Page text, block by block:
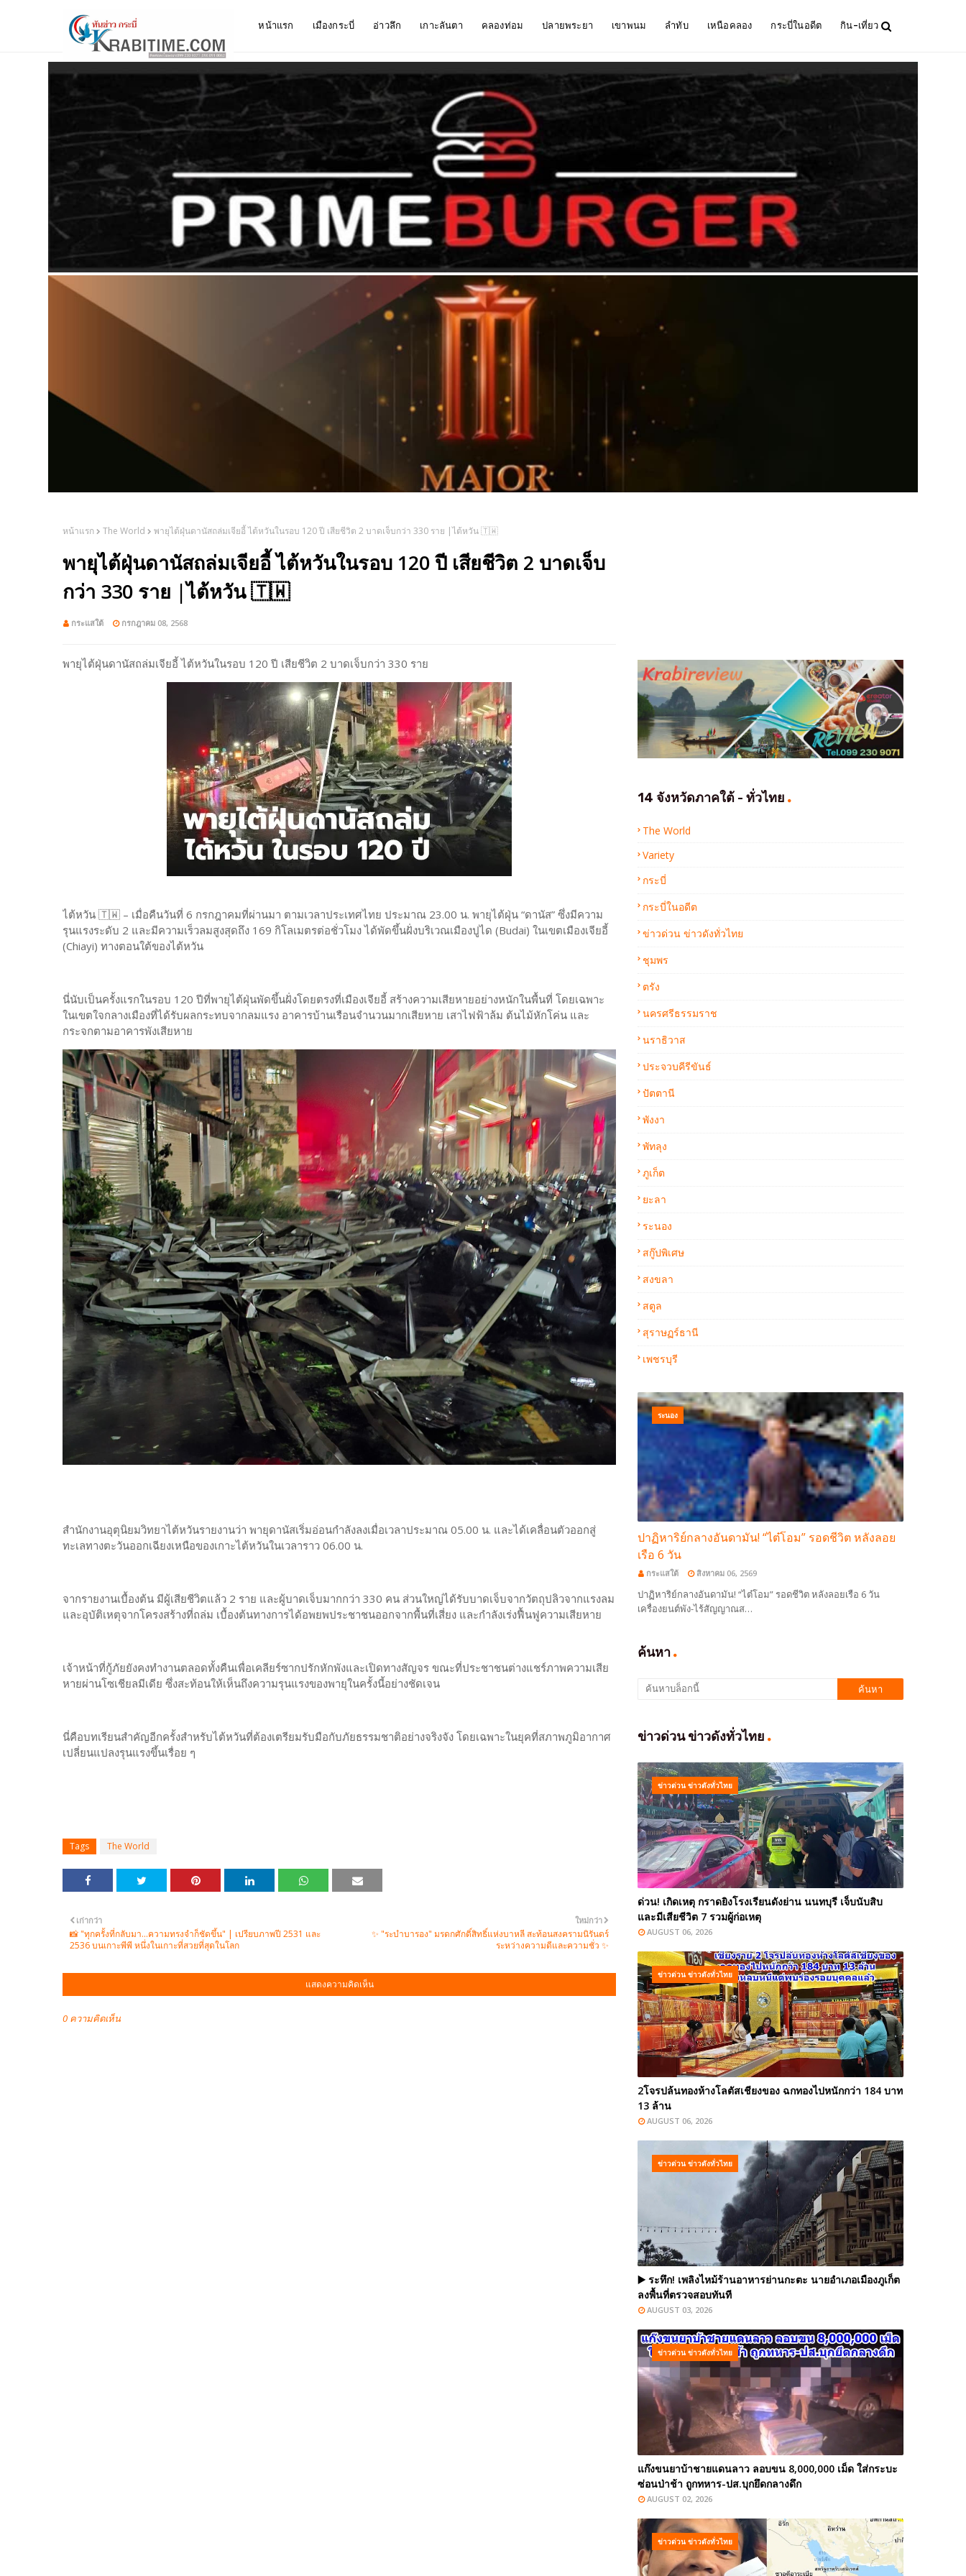
หน้าแรก เมืองกระบี่ อ่าวลึก เกาะลันตา คลองท่อม ปลายพระยา เขาพนม ลำทับ เหนือคลอง กระบี่ในอดีต กิน-เที่ยว
หน้าแรก The World พายุไต้ฝุ่นดานัสถล่มเจียอี้ ไต้หวันในรอบ 120 ปี เสียชีวิต 2 บาดเจ็บกว่า 330 ราย |ไต้หวัน 🇹🇼
พายุไต้ฝุ่นดานัสถล่มเจียอี้ ไต้หวันในรอบ 120 ปี เสียชีวิต 2 บาดเจ็บ
กว่า 330 ราย |ไต้หวัน 🇹🇼
กระแสใต้ กรกฎาคม 08, 2568
พายุไต้ฝุ่นดานัสถล่มเจียอี้ ไต้หวันในรอบ 120 ปี เสียชีวิต 2 บาดเจ็บกว่า 330 ราย
ไต้หวัน 🇹🇼 – เมื่อคืนวันที่ 6 กรกฎาคมที่ผ่านมา ตามเวลาประเทศไทย ประมาณ 23.00 น. พายุไต้ฝุ่น “ดานัส” ซึ่งมีความ
รุนแรงระดับ 2 และมีความเร็วลมสูงสุดถึง 169 กิโลเมตรต่อชั่วโมง ได้พัดขึ้นฝั่งบริเวณเมืองปูได (Budai) ในเขตเมืองเจียอี้
(Chiayi) ทางตอนใต้ของไต้หวัน
นี่นับเป็นครั้งแรกในรอบ 120 ปีที่พายุไต้ฝุ่นพัดขึ้นฝั่งโดยตรงที่เมืองเจียอี้ สร้างความเสียหายอย่างหนักในพื้นที่ โดยเฉพาะ
ในเขตใจกลางเมืองที่ได้รับผลกระทบจากลมแรง อาคารบ้านเรือนจำนวนมากเสียหาย เสาไฟฟ้าล้ม ต้นไม้หักโค่น และ
กระจกตามอาคารพังเสียหาย
สำนักงานอุตุนิยมวิทยาไต้หวันรายงานว่า พายุดานัสเริ่มอ่อนกำลังลงเมื่อเวลาประมาณ 05.00 น. และได้เคลื่อนตัวออกสู่
ทะเลทางตะวันออกเฉียงเหนือของเกาะไต้หวันในเวลาราว 06.00 น.
จากรายงานเบื้องต้น มีผู้เสียชีวิตแล้ว 2 ราย และผู้บาดเจ็บมากกว่า 330 คน ส่วนใหญ่ได้รับบาดเจ็บจากวัตถุปลิวจากแรงลม
และอุบัติเหตุจากโครงสร้างที่ถล่ม เบื้องต้นทางการได้อพยพประชาชนออกจากพื้นที่เสี่ยง และกำลังเร่งฟื้นฟูความเสียหาย
เจ้าหน้าที่กู้ภัยยังคงทำงานตลอดทั้งคืนเพื่อเคลียร์ซากปรักหักพังและเปิดทางสัญจร ขณะที่ประชาชนต่างแชร์ภาพความเสีย
หายผ่านโซเชียลมีเดีย ซึ่งสะท้อนให้เห็นถึงความรุนแรงของพายุในครั้งนี้อย่างชัดเจน
นี่คือบทเรียนสำคัญอีกครั้งสำหรับไต้หวันที่ต้องเตรียมรับมือกับภัยธรรมชาติอย่างจริงจัง โดยเฉพาะในยุคที่สภาพภูมิอากาศ
เปลี่ยนแปลงรุนแรงขึ้นเรื่อย ๆ
Tags The World
ใหม่กว่า
✨ "ระบำบารอง" มรดกศักดิ์สิทธิ์แห่งบาหลี สะท้อนสงครามนิรันดร์
ระหว่างความดีและความชั่ว ✨
เก่ากว่า
📸 "ทุกครั้งที่กลับมา...ความทรงจำก็ชัดขึ้น" | เปรียบภาพปี 2531 และ
2536 บนเกาะพีพี หนึ่งในเกาะที่สวยที่สุดในโลก
แสดงความคิดเห็น
0 ความคิดเห็น
14 จังหวัดภาคใต้ - ทั่วไทย
The World
Variety
กระบี่
กระบี่ในอดีต
ข่าวด่วน ข่าวดังทั่วไทย
ชุมพร
ตรัง
นครศรีธรรมราช
นราธิวาส
ประจวบคีรีขันธ์
ปัตตานี
พังงา
พัทลุง
ภูเก็ต
ยะลา
ระนอง
สกู๊ปพิเศษ
สงขลา
สตูล
สุราษฏร์ธานี
เพชรบุรี
ระนอง
ปาฏิหาริย์กลางอันดามัน! “ไต๋โอม” รอดชีวิต หลังลอย
เรือ 6 วัน
กระแสใต้ สิงหาคม 06, 2569
ปาฏิหาริย์กลางอันดามัน! “ไต๋โอม” รอดชีวิต หลังลอยเรือ 6 วัน
เครื่องยนต์พัง-ไร้สัญญาณส…
ค้นหา
ข่าวด่วน ข่าวดังทั่วไทย
ข่าวด่วน ข่าวดังทั่วไทย
ด่วน! เกิดเหตุ กราดยิงโรงเรียนดังย่าน นนทบุรี เจ็บนับสิบ
และมีเสียชีวิต 7 รวมผู้ก่อเหตุ
AUGUST 06, 2026
ข่าวด่วน ข่าวดังทั่วไทย
2โจรปล้นทองห้างโลตัสเชียงของ ฉกทองไปหนักกว่า 184 บาท
13 ล้าน
AUGUST 06, 2026
ข่าวด่วน ข่าวดังทั่วไทย
▶️ ระทึก! เพลิงไหม้ร้านอาหารย่านกะตะ นายอำเภอเมืองภูเก็ต
ลงพื้นที่ตรวจสอบทันที
AUGUST 03, 2026
ข่าวด่วน ข่าวดังทั่วไทย
แก๊งขนยาบ้าชายแดนลาว ลอบขน 8,000,000 เม็ด ใส่กระบะ
ซ่อนป่าช้า ถูกทหาร-ปส.บุกยึดกลางดึก
AUGUST 02, 2026
ข่าวด่วน ข่าวดังทั่วไทย